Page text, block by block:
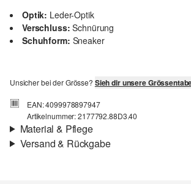
Optik: Leder-Optik
Verschluss: Schnürung
Schuhform: Sneaker
Unsicher bei der Grösse? Sieh dir unsere
EAN: 4099978897947
Artikelnummer: 2177792.88D3.40
Material & Pflege
Versand & Rückgabe